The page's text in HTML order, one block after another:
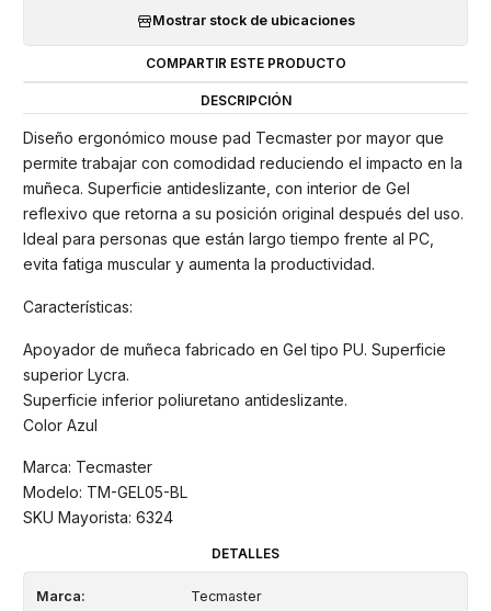
Mostrar stock de ubicaciones
COMPARTIR ESTE PRODUCTO
DESCRIPCIÓN
Diseño ergonómico mouse pad Tecmaster por mayor que
permite trabajar con comodidad reduciendo el impacto en la
muñeca. Superficie antideslizante, con interior de Gel
reflexivo que retorna a su posición original después del uso.
Ideal para personas que están largo tiempo frente al PC,
evita fatiga muscular y aumenta la productividad.
Características:
Apoyador de muñeca fabricado en Gel tipo PU. Superficie
superior Lycra.
Superficie inferior poliuretano antideslizante.
Color Azul
Marca: Tecmaster
Modelo: TM-GEL05-BL
SKU Mayorista: 6324
DETALLES
Marca: Tecmaster